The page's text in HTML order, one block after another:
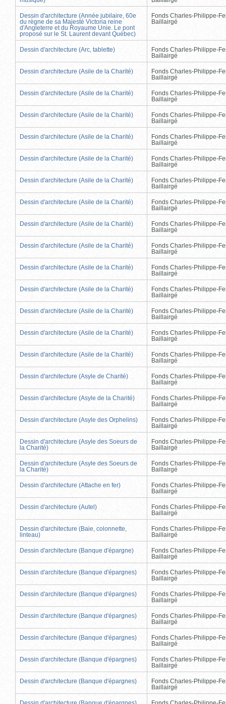
Dessin d'architecture (Année jubilaire, 60e
du règne de sa Majesté Victoria reine
d'Angleterre et du Royaume Unie. Le pont
proposé sur le St. Laurent devant Québec)
Fonds Charles-Philippe-
Baillairgé
Dessin d'architecture (Arc, tablette)
Fonds Charles-Philippe-
Baillairgé
Dessin d'architecture (Asile de la Charité)
Fonds Charles-Philippe-
Baillairgé
Dessin d'architecture (Asile de la Charité)
Fonds Charles-Philippe-
Baillairgé
Dessin d'architecture (Asile de la Charité)
Fonds Charles-Philippe-
Baillairgé
Dessin d'architecture (Asile de la Charité)
Fonds Charles-Philippe-
Baillairgé
Dessin d'architecture (Asile de la Charité)
Fonds Charles-Philippe-
Baillairgé
Dessin d'architecture (Asile de la Charité)
Fonds Charles-Philippe-
Baillairgé
Dessin d'architecture (Asile de la Charité)
Fonds Charles-Philippe-
Baillairgé
Dessin d'architecture (Asile de la Charité)
Fonds Charles-Philippe-
Baillairgé
Dessin d'architecture (Asile de la Charité)
Fonds Charles-Philippe-
Baillairgé
Dessin d'architecture (Asile de la Charité)
Fonds Charles-Philippe-
Baillairgé
Dessin d'architecture (Asile de la Charité)
Fonds Charles-Philippe-
Baillairgé
Dessin d'architecture (Asile de la Charité)
Fonds Charles-Philippe-
Baillairgé
Dessin d'architecture (Asile de la Charité)
Fonds Charles-Philippe-
Baillairgé
Dessin d'architecture (Asile de la Charité)
Fonds Charles-Philippe-
Baillairgé
Dessin d'architecture (Asyle de Charité)
Fonds Charles-Philippe-
Baillairgé
Dessin d'architecture (Asyle de la Charité)
Fonds Charles-Philippe-
Baillairgé
Dessin d'architecture (Asyle des Orphelins)
Fonds Charles-Philippe-
Baillairgé
Dessin d'architecture (Asyle des Soeurs de
la Charité)
Fonds Charles-Philippe-
Baillairgé
Dessin d'architecture (Asyle des Soeurs de
la Charité)
Fonds Charles-Philippe-
Baillairgé
Dessin d'architecture (Attache en fer)
Fonds Charles-Philippe-
Baillairgé
Dessin d'architecture (Autel)
Fonds Charles-Philippe-
Baillairgé
Dessin d'architecture (Baie, colonnette,
linteau)
Fonds Charles-Philippe-
Baillairgé
Dessin d'architecture (Banque d'épargne)
Fonds Charles-Philippe-
Baillairgé
Dessin d'architecture (Banque d'épargnes)
Fonds Charles-Philippe-
Baillairgé
Dessin d'architecture (Banque d'épargnes)
Fonds Charles-Philippe-
Baillairgé
Dessin d'architecture (Banque d'épargnes)
Fonds Charles-Philippe-
Baillairgé
Dessin d'architecture (Banque d'épargnes)
Fonds Charles-Philippe-
Baillairgé
Dessin d'architecture (Banque d'épargnes)
Fonds Charles-Philippe-
Baillairgé
Dessin d'architecture (Banque d'épargnes)
Fonds Charles-Philippe-
Baillairgé